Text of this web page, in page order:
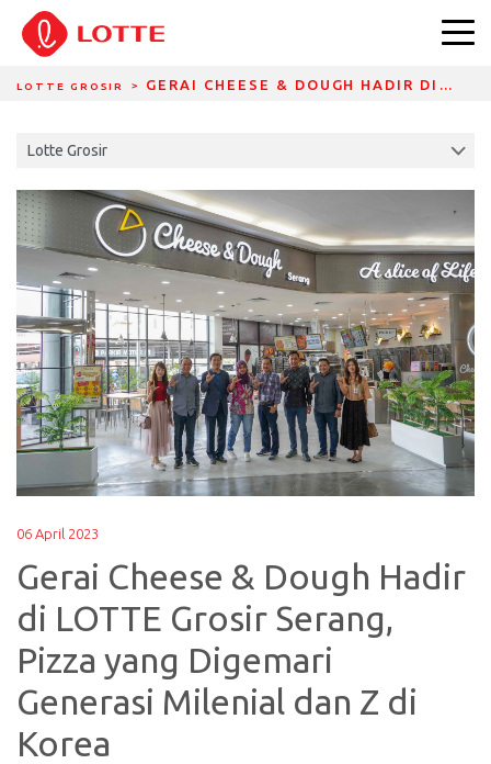
LOTTE GROSIR DIVIDER BREADCRUMBS
GERAI CHEESE & DOUGH HADIR DI…
06 April 2023
Gerai Cheese & Dough Hadir
di LOTTE Grosir Serang,
Pizza yang Digemari
Generasi Milenial dan Z di
Korea